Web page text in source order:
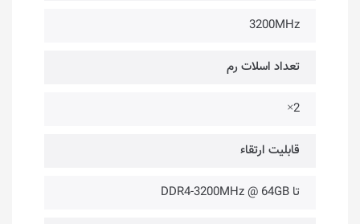
3200MHz
تعداد اسلات رم
2×
قابلیت ارتقاء
تا DDR4-3200MHz @ 64GB